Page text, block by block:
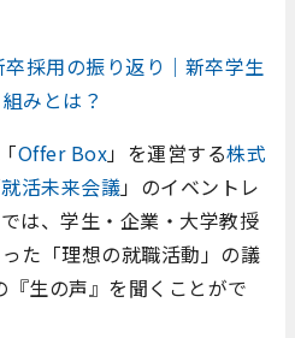
卒採用の振り返り｜新卒学生
みとは？
Offer Box」を運営する株式
就活未来会議」のイベントレ
は、学生・企業・大学教授
た「理想の就職活動」の議
生の声』を聞くことがで